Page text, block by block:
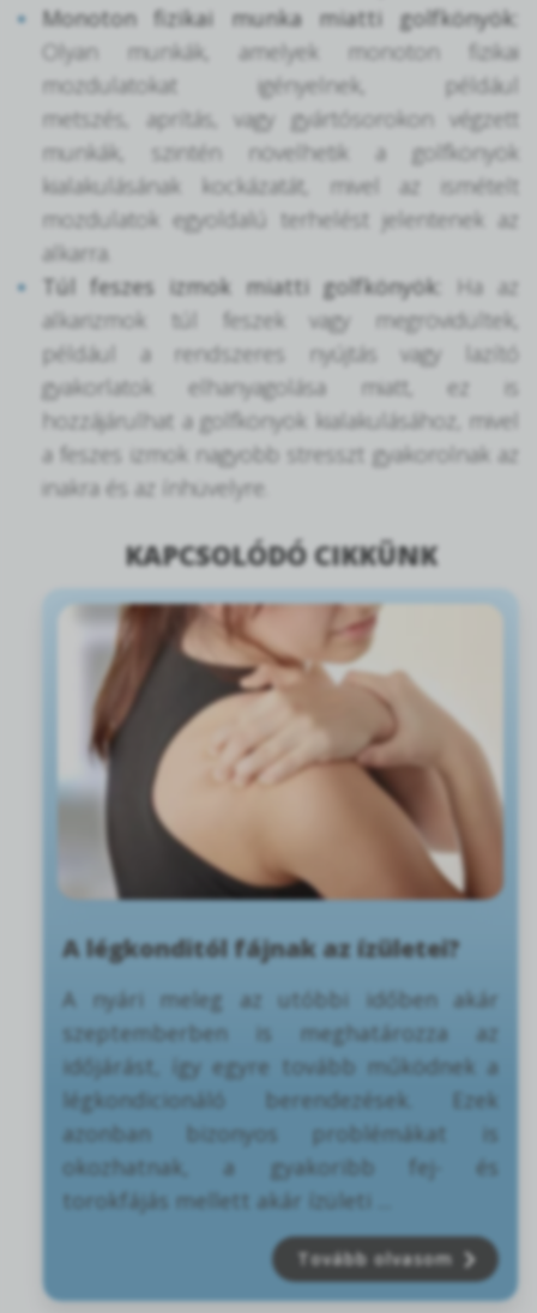
Monoton fizikai munka miatti golfkönyök:
Olyan munkák, amelyek monoton fizikai
mozdulatokat igényelnek, például
metszés, aprítás, vagy gyártósorokon végzett
munkák, szintén növelhetik a golfkönyök
kialakulásának kockázatát, mivel az ismételt
mozdulatok egyoldalú terhelést jelentenek az
alkarra.
Túl feszes izmok miatti golfkönyök: Ha az
alkarizmok túl feszek vagy megrövidültek,
például a rendszeres nyújtás vagy lazító
gyakorlatok elhanyagolása miatt, ez is
hozzájárulhat a golfkönyök kialakulásához, mivel
a feszes izmok nagyobb stresszt gyakorolnak az
inakra és az ínhüvelyre.
KAPCSOLÓDÓ CIKKÜNK
A légkonditól fájnak az ízületei?
A nyári meleg az utóbbi időben akár
szeptemberben is meghatározza az
időjárást, így egyre tovább működnek a
légkondicionáló berendezések. Ezek
azonban bizonyos problémákat is
okozhatnak, a gyakoribb fej- és
torokfájás mellett akár ízületi ...
Tovább olvasom